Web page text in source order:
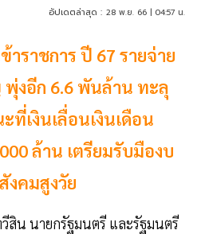
อัปเดตล่าสุด : 28 พ.ย. 66 | 04:57 น.
าราชการ ปี 67 รายจ่าย
งอีก 6.6 พันล้าน ทะลุ
เงินเลื่อนเงินเดือน
ล้าน เตรียมรับมืองบ
งคมสูงวัย
สิน นายกรัฐมนตรี และรัฐมนตรี